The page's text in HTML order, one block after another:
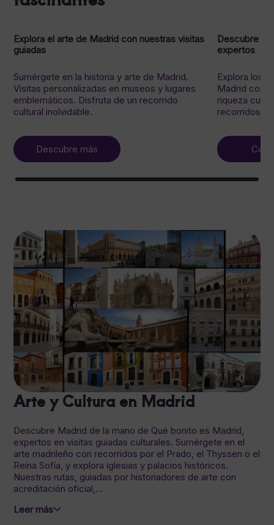
Explora el arte de Madrid con nuestras visitas
guiadas
Sumérgete en la historia y arte de Madrid.
Visitas personalizadas en museos y lugares
emblemáticos. Disfruta de un recorrido
cultural inolvidable.
Descubre más
Descubre el
expertos
Explora los
Madrid con
riqueza
recorridos
Arte y Cultura en Madrid
Descubre Madrid de la mano de Qué bonito es Madrid,
expertos en visitas guiadas culturales. Sumérgete en el
arte madrileño con recorridos por el Prado, el Thyssen o el
Reina Sofía, y explora iglesias y palacios históricos.
Nuestras rutas, guiadas por historiadores de arte con
acreditación oficial,...
Leer más